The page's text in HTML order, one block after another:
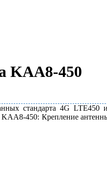
KAA8-450
стандарта 4G
450: Крепление